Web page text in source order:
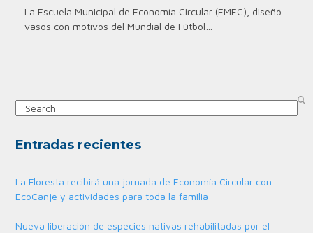
La Escuela Municipal de Economía Circular (EMEC), diseñó
vasos con motivos del Mundial de Fútbol…
Search
Entradas recientes
La Floresta recibirá una jornada de Economía Circular con
EcoCanje y actividades para toda la familia
Nueva liberación de especies nativas rehabilitadas por el